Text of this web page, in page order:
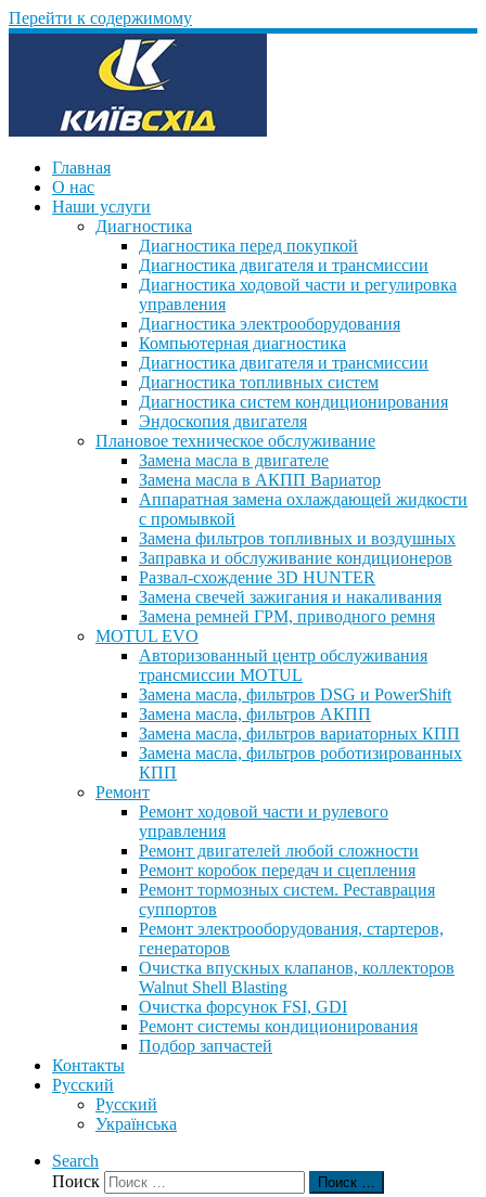
Перейти к содержимому
Главная
О нас
Наши услуги
Диагностика
Диагностика перед покупкой
Диагностика двигателя и трансмиссии
Диагностика ходовой части и регулировка
управления
Диагностика электрооборудования
Компьютерная диагностика
Диагностика двигателя и трансмиссии
Диагностика топливных систем
Диагностика систем кондиционирования
Эндоскопия двигателя
Плановое техническое обслуживание
Замена масла в двигателе
Замена масла в АКПП Вариатор
Аппаратная замена охлаждающей жидкости
с промывкой
Замена фильтров топливных и воздушных
Заправка и обслуживание кондиционеров
Развал-схождение 3D HUNTER
Замена свечей зажигания и накаливания
Замена ремней ГРМ, приводного ремня
MOTUL EVO
Авторизованный центр обслуживания
трансмиссии MOTUL
Замена масла, фильтров DSG и PowerShift
Замена масла, фильтров АКПП
Замена масла, фильтров вариаторных КПП
Замена масла, фильтров роботизированных
КПП
Ремонт
Ремонт ходовой части и рулевого
управления
Ремонт двигателей любой сложности
Ремонт коробок передач и сцепления
Ремонт тормозных систем. Реставрация
суппортов
Ремонт электрооборудования, стартеров,
генераторов
Очистка впускных клапанов, коллекторов
Walnut Shell Blasting
Очистка форсунок FSI, GDI
Ремонт системы кондиционирования
Подбор запчастей
Контакты
Русский
Русский
Українська
Search
Поиск
Поиск …